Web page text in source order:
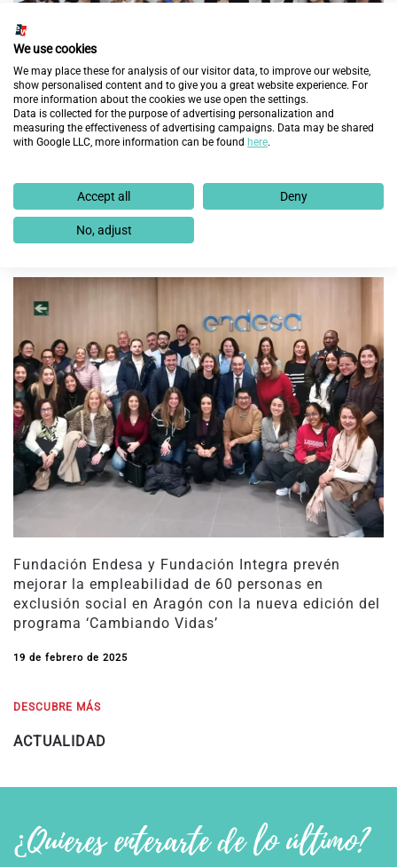
Serveo emprende el proyecto “Working to grow up”
con Fundación Integra
Fundación Endesa y Fundación Integra prevén
mejorar la empleabilidad de 60 personas en
exclusión social en Aragón con la nueva edición del
programa ‘Cambiando Vidas’
19 de febrero de 2025
DESCUBRE MÁS
ACTUALIDAD
¿Quieres enterarte de lo último?
We use cookies
We may place these for analysis of our visitor data, to improve our website,
show personalised content and to give you a great website experience. For
more information about the cookies we use open the settings.
Data is collected for the purpose of advertising personalization and
measuring the effectiveness of advertising campaigns. Data may be shared
with Google LLC, more information can be found here.
Accept all Deny
No, adjust